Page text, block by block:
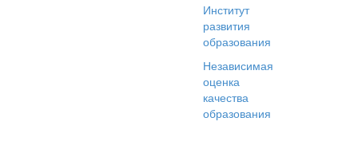
Институт
развития
образования
Независимая
оценка
качества
образования